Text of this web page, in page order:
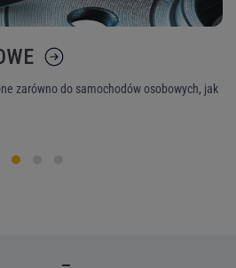
zarówno do samochodów osobowych, jak